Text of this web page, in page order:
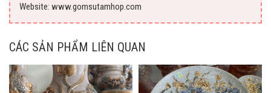
Website: www.gomsutamhop.com
CÁC SẢN PHẨM LIÊN QUAN